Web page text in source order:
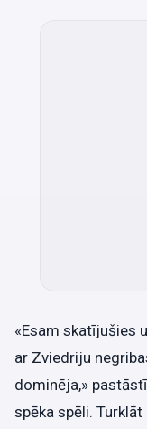
«Esam skatījušies
ar Zviedriju
dominēja,»
spēka spēli.